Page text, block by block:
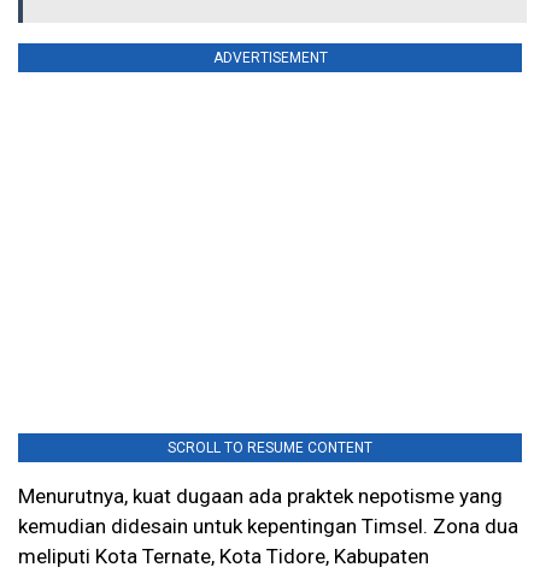
ADVERTISEMENT
SCROLL TO RESUME CONTENT
Menurutnya, kuat dugaan ada praktek nepotisme yang
kemudian didesain untuk kepentingan Timsel. Zona dua
meliputi Kota Ternate, Kota Tidore, Kabupaten